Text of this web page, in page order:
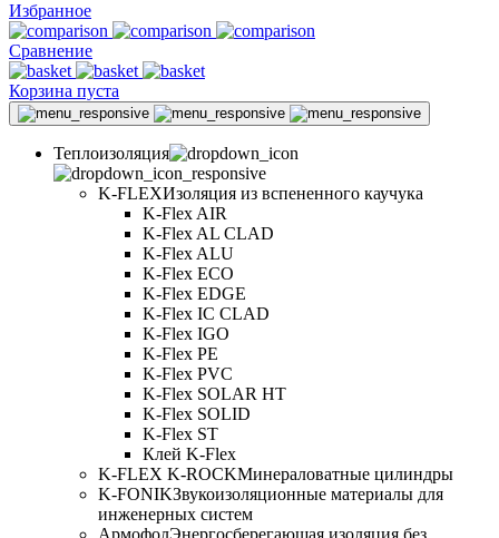
Избранное
Сравнение
Корзина пуста
Теплоизоляция
K-FLEXИзоляция из вспененного каучука
K-Flex AIR
K-Flex AL CLAD
K-Flex ALU
K-Flex ECO
K-Flex EDGE
K-Flex IC CLAD
K-Flex IGO
K-Flex PE
K-Flex PVC
K-Flex SOLAR HT
K-Flex SOLID
K-Flex ST
Клей K-Flex
K-FLEX K-ROCKМинераловатные цилиндры
K-FONIKЗвукоизоляционные материалы для
инженерных систем
АрмофолЭнергосберегающая изоляция без